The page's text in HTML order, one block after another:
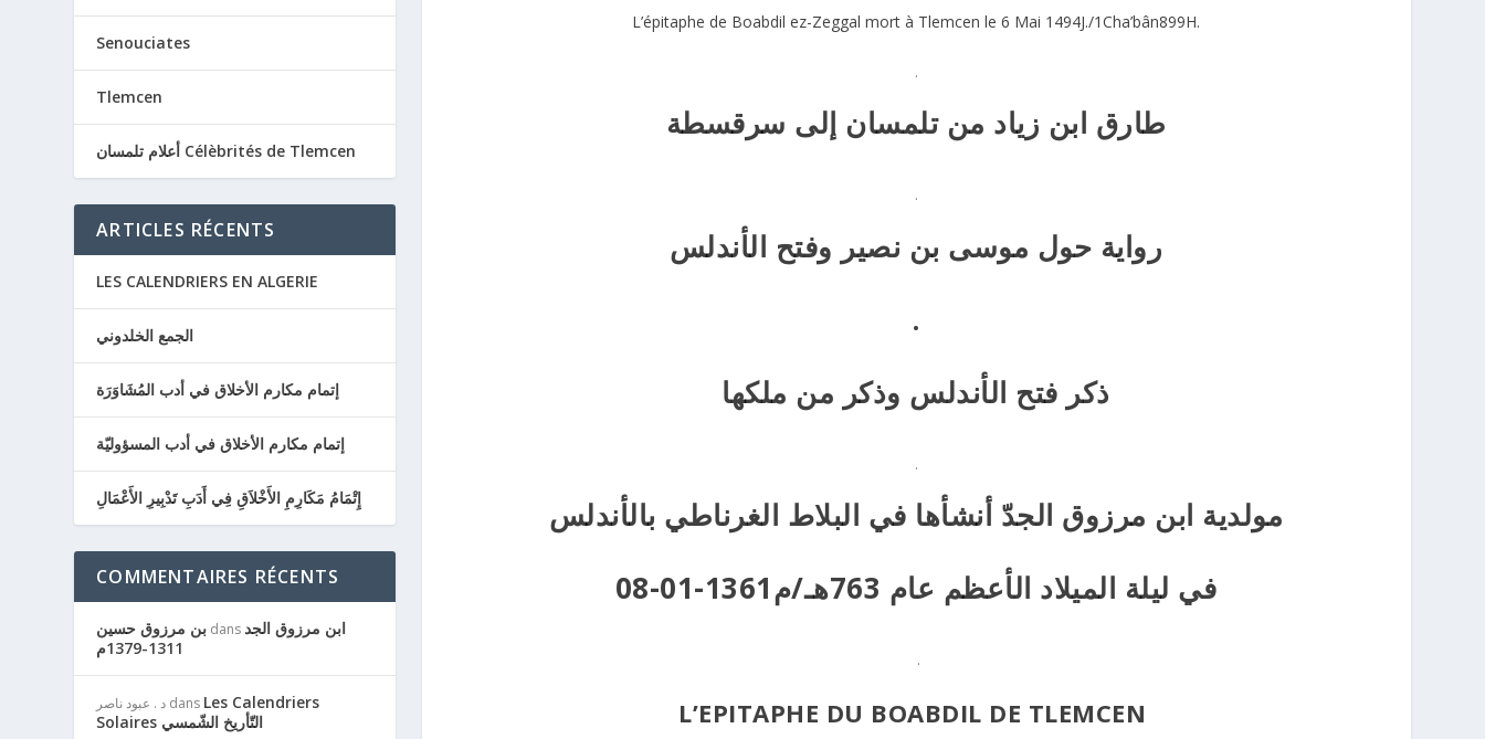
L’épitaphe de Boabdil ez-Zeggal mort à Tlemcen le 6 Mai 1494J./1Cha’bân899H.
.
طارق ابن زياد من تلمسان إلى سرقسطة
.
رواية حول موسى بن نصير وفتح الأندلس
.
ذكر فتح الأندلس وذكر من ملكها
.
مولدية ابن مرزوق الجدّ أنشأها في البلاط الغرناطي بالأندلس
في ليلة الميلاد الأعظم عام 763هـ/م1361-01-08
.
L’EPITAPHE DU BOABDIL DE TLEMCEN
Senouciates
Tlemcen
أعلام تلمسان Célèbrités de Tlemcen
ARTICLES RÉCENTS
LES CALENDRIERS EN ALGERIE
الجمع الخلدوني
إتمام مكارم الأخلاق في أدب المُشَاوَرَة
إتمام مكارم الأخلاق في أدب المسؤوليّة
إِتْمَامُ مَكَارِمِ الأَخْلاَقِ فِي أَدَبِ تَدْبِيرِ الأَعْمَالِ
COMMENTAIRES RÉCENTS
بن مرزوق حسين dansابن مرزوق الجد
1311-1379م
د . عبود ناصر dans Les Calendriers
Solaires التّأريخ الشّمسي